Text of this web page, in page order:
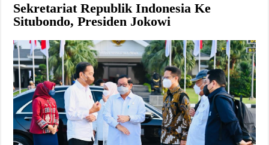
Sekretariat Republik Indonesia Ke
Situbondo, Presiden Jokowi